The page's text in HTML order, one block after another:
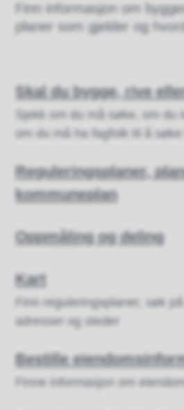
Finn informasjon om
planer som gjelder og
Skal du bygge, rive
Sjekk om du må søke, om du
om du må ha fagfolk til å
Reguleringsplaner,
kommuneplan
Oppmåling og deling
Kart
Finn reguleringsplaner, søk
adresser og steder
Bestille
Finne informasjon om